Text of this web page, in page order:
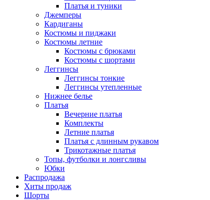
Платья и туники
Джемперы
Кардиганы
Костюмы и пиджаки
Костюмы летние
Костюмы с брюками
Костюмы с шортами
Леггинсы
Леггинсы тонкие
Леггинсы утепленные
Нижнее белье
Платья
Вечерние платья
Комплекты
Летние платья
Платья с длинным рукавом
Трикотажные платья
Топы, футболки и лонгсливы
Юбки
Распродажа
Хиты продаж
Шорты